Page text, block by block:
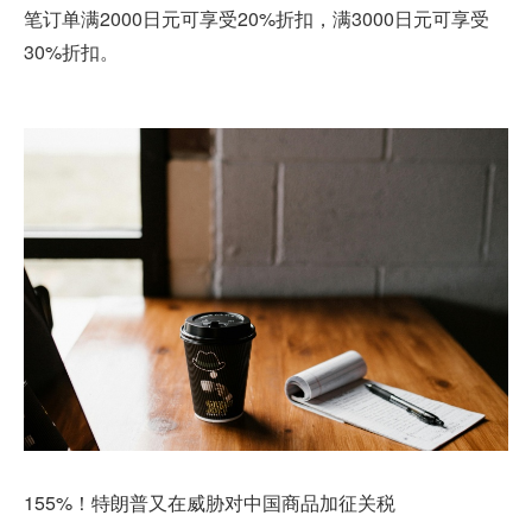
笔订单满2000日元可享受20%折扣，满3000日元可享受
30%折扣。
155%！特朗普又在威胁对中国商品加征关税